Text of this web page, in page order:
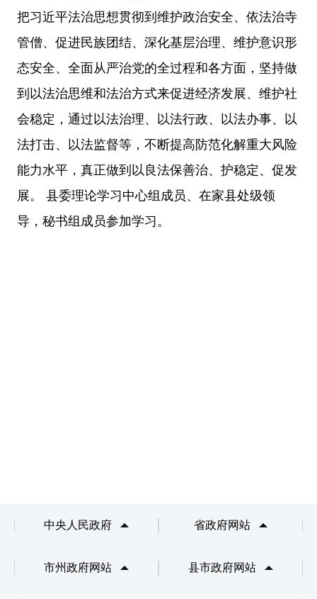
把习近平法治思想贯彻到维护政治安全、依法治寺
管僧、促进民族团结、深化基层治理、维护意识形
态安全、全面从严治党的全过程和各方面，坚持做
到以法治思维和法治方式来促进经济发展、维护社
会稳定，通过以法治理、以法行政、以法办事、以
法打击、以法监督等，不断提高防范化解重大风险
能力水平，真正做到以良法保善治、护稳定、促发
展。 县委理论学习中心组成员、在家县处级领
导，秘书组成员参加学习。
中央人民政府 省政府网站
市州政府网站 县市政府网站